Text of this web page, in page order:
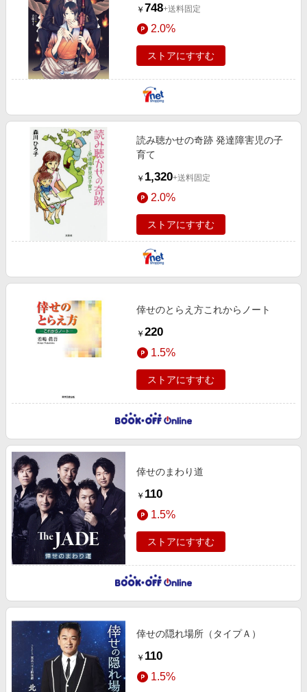
￥ 748+送料固定
2.0%
ストアにすすむ
読み聴かせの奇跡 発達障害児の子
育て
￥ 1,320+送料固定
2.0%
ストアにすすむ
倖せのとらえ方これからノート
￥ 220
1.5%
ストアにすすむ
倖せのまわり道
￥ 110
1.5%
ストアにすすむ
倖せの隠れ場所（タイプＡ）
￥ 110
1.5%